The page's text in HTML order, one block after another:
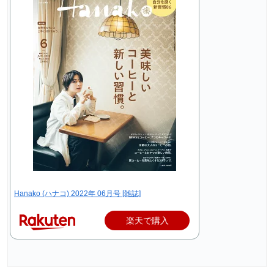
Hanako (ハナコ) 2022年 06月号 [雑誌]
楽天で購入